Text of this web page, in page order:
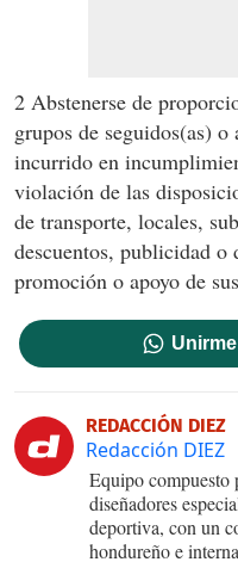
2 Abstenerse de
grupos de seguidos(as)
incurrido en
violación de las
de transporte, locales,
descuentos, publicidad
promoción o apoyo de
REDACCIÓN DIEZ
Redacción DIEZ
Equipo compuesto
diseñadores
deportiva, con un
hondureño e